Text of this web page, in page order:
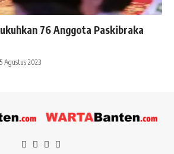
76 Anggota Paskibraka
Agustus 2023